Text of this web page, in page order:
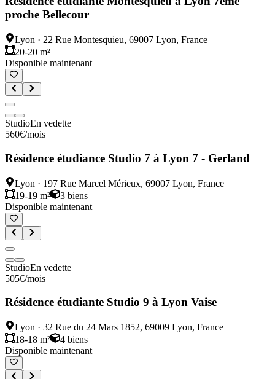
proche Bellecour
Lyon · 22 Rue Montesquieu, 69007 Lyon, France
20-20 m²
Disponible maintenant
StudioEn vedette
560€/mois
Résidence étudiance Studio 7 à Lyon 7 - Gerland
Lyon · 197 Rue Marcel Mérieux, 69007 Lyon, France
19-19 m²
3 biens
Disponible maintenant
StudioEn vedette
505€/mois
Résidence étudiante Studio 9 à Lyon Vaise
Lyon · 32 Rue du 24 Mars 1852, 69009 Lyon, France
18-18 m²
4 biens
Disponible maintenant